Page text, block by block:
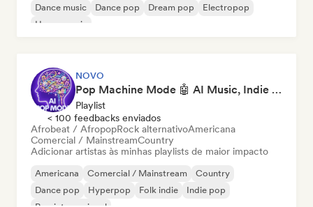
Dance music
Dance pop Dream pop
Electropop
House music
NOVO
Pop Machine Mode 🤖 AI Music, Indie Pop & Dream Pop
Playlist
< 100 feedbacks enviados
Afrobeat / AfropopRock alternativoAmericana
Comercial / MainstreamCountry
Adicionar artistas às minhas playlists de maior impacto
Americana Comercial / Mainstream
Country
Dance pop
Hyperpop Folk indie
Indie pop